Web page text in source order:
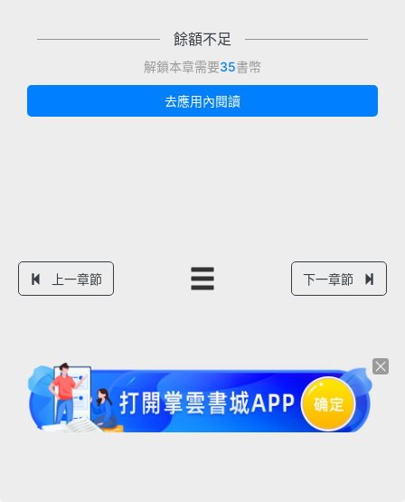
餘額不足
解鎖本章需要35書幣
去應用內閱讀
上一章節 下一章節